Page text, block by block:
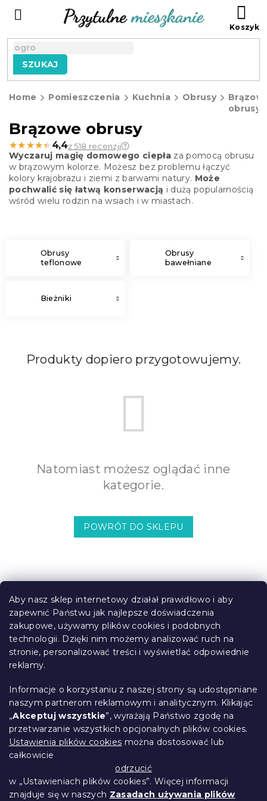
Aby nasz sklep internetowy działał prawidłowo i aby
zapewnić Państwu jak najlepsze doświadczenia
zakupowe, używamy plików cookies i podobnych
technologii. Dzięki nim możemy analizować ruch na
stronie, personalizować treści i wyświetlać odpowiednie
reklamy.
Informacje o korzystaniu z naszej strony są udostępniane
naszym partnerom reklamowym i analitycznym. Klikając
„Akceptuj wszystkie”, wyrażają Państwo zgodę na
przetwarzanie wszystkich opcjonalnych plików cookies.
Ustawienia plików cookies można dostosować lub
całkowicie
odrzucić
w „Ustawieniach plików cookies”. Więcej informacji
znajduje się w naszych Zasadach używania plików
SZUKAJ
Home Pomieszczenia Kuchnia Obrusy
obrusy
Brązowe obrusy
★★★★★
★★★★★ 4,4z 518 recenzji
Wyczaruj magię domowego ciepła za pomocą obrusu
w brązowym kolorze. Możesz bez problemu łączyć
kolory krajobrazu i ziemi z barwami natury. Może
pochwalić się łatwą konserwacją i dużą popularnością
wśród wielu rodzin na wsiach i w miastach.
Obrusy
teflonowe
Obrusy
bawełniane
Bieżniki
Produkty dopiero przygotowujemy.
Natomiast możesz oglądać inne
kategorie.
POWRÓT DO SKLEPU
S
Informacje dla Ciebie
Śledzenie zamówienia
Opcje dostawy
Metody płatności
Reklamacje i zwroty towarów
Kontakt
Regulamin
Ochrona danych osobowych
Kodeks etyczny
Dla partnerów